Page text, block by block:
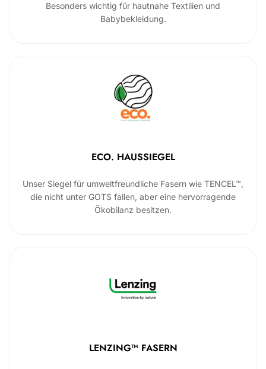
Besonders wichtig für hautnahe Textilien und
Babybekleidung.
ECO. HAUSSIEGEL
Unser Siegel für umweltfreundliche Fasern wie TENCEL™,
die nicht unter GOTS fallen, aber eine hervorragende
Ökobilanz besitzen.
LENZING™ FASERN